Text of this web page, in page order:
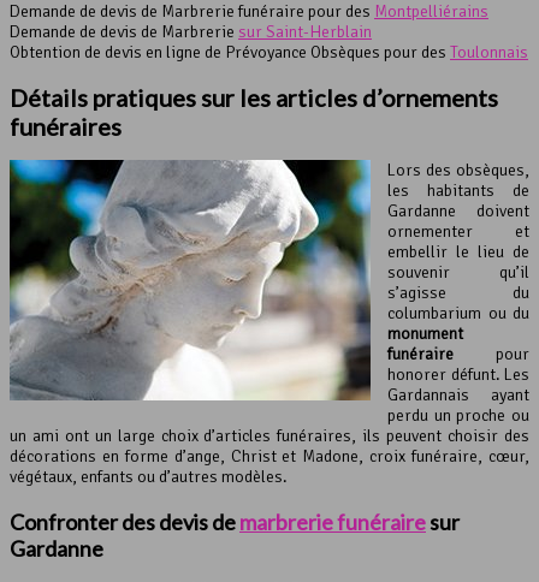
Demande de devis de Marbrerie funéraire pour des Montpelliérains
Demande de devis de Marbrerie sur Saint-Herblain
Obtention de devis en ligne de Prévoyance Obsèques pour des Toulonnais
Détails pratiques sur les articles d’ornements
funéraires
Lors des obsèques,
les habitants de
Gardanne doivent
ornementer et
embellir le lieu de
souvenir qu’il
s’agisse du
columbarium ou du
monument
funéraire pour
honorer défunt. Les
Gardannais ayant
perdu un proche ou
un ami ont un large choix d’articles funéraires, ils peuvent choisir des
décorations en forme d’ange, Christ et Madone, croix funéraire, cœur,
végétaux, enfants ou d’autres modèles.
Confronter des devis demarbrerie funérairesur
Gardanne